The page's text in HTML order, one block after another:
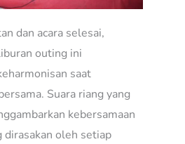
dan acara selesai,
outing ini
saat
Suara riang yang
kebersamaan
dirasakan oleh setiap